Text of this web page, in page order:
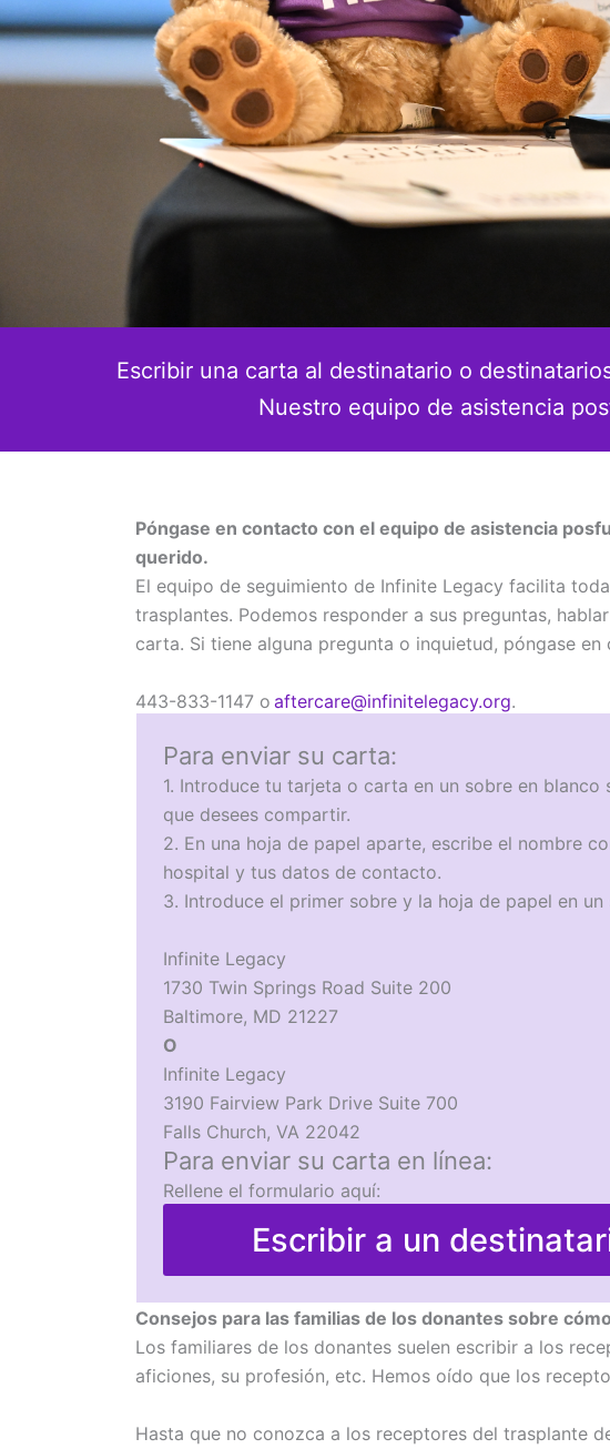
Escribir una carta al destinatario o
Nuestro equipo de asistencia
Póngase en contacto con el equipo de asistencia
querido.
El equipo de seguimiento de Infinite Legacy facilita
trasplantes. Podemos responder a sus preguntas,
carta. Si tiene alguna pregunta o inquietud, póngase
443-833-1147 o aftercare@infinitelegacy.org.
Para enviar su carta:
1. Introduce tu tarjeta o carta en un sobre en
que desees compartir.
2. En una hoja de papel aparte, escribe el nombre
hospital y tus datos de contacto.
3. Introduce el primer sobre y la hoja de papel en
Infinite Legacy
1730 Twin Springs Road Suite 200
Baltimore, MD 21227
O
Infinite Legacy
3190 Fairview Park Drive Suite 700
Falls Church, VA 22042
Para enviar su carta en línea:
Rellene el formulario aquí:
Escribir a un
Consejos para las familias de los donantes sobre
Los familiares de los donantes suelen escribir a los
aficiones, su profesión, etc. Hemos oído que los
Hasta que no conozca a los receptores del trasplante